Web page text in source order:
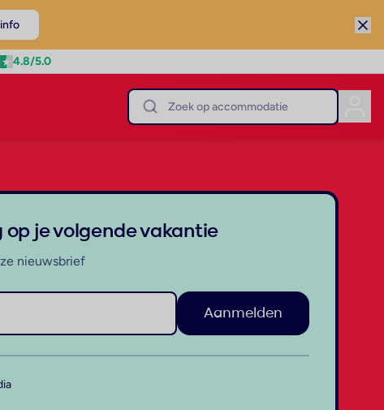
4.8/5.0
je volgende vakantie
nieuwsbrief
Aanmelden